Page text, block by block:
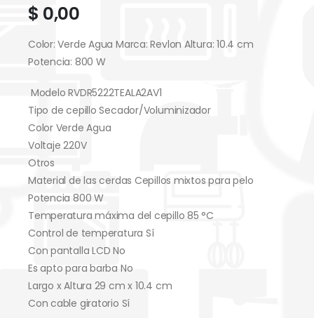
$ 0,00
Color: Verde Agua Marca: Revlon Altura: 10.4 cm
Potencia: 800 W
Modelo RVDR5222TEALA2AV1
Tipo de cepillo Secador/Voluminizador
Color Verde Agua
Voltaje 220V
Otros
Material de las cerdas Cepillos mixtos para pelo
Potencia 800 W
Temperatura máxima del cepillo 85 °C
Control de temperatura Sí
Con pantalla LCD No
Es apto para barba No
Largo x Altura 29 cm x 10.4 cm
Con cable giratorio Sí